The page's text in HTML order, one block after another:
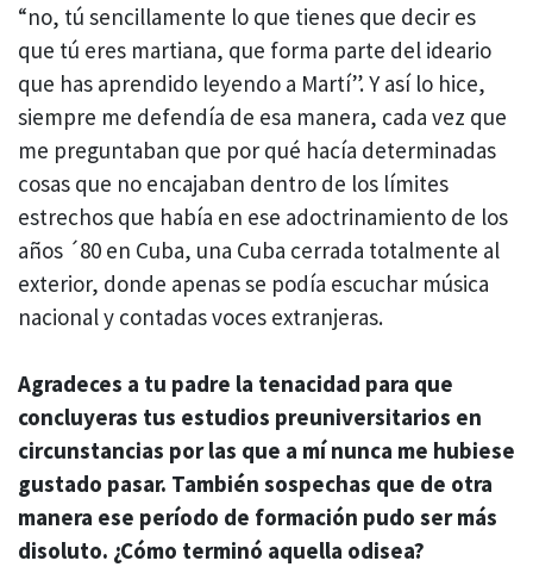
“no, tú sencillamente lo que tienes que decir es
que tú eres martiana, que forma parte del ideario
que has aprendido leyendo a Martí”. Y así lo hice,
siempre me defendía de esa manera, cada vez que
me preguntaban que por qué hacía determinadas
cosas que no encajaban dentro de los límites
estrechos que había en ese adoctrinamiento de los
años ´80 en Cuba, una Cuba cerrada totalmente al
exterior, donde apenas se podía escuchar música
nacional y contadas voces extranjeras.
Agradeces a tu padre la tenacidad para que
concluyeras tus estudios preuniversitarios en
circunstancias por las que a mí nunca me hubiese
gustado pasar. También sospechas que de otra
manera ese período de formación pudo ser más
disoluto. ¿Cómo terminó aquella odisea?